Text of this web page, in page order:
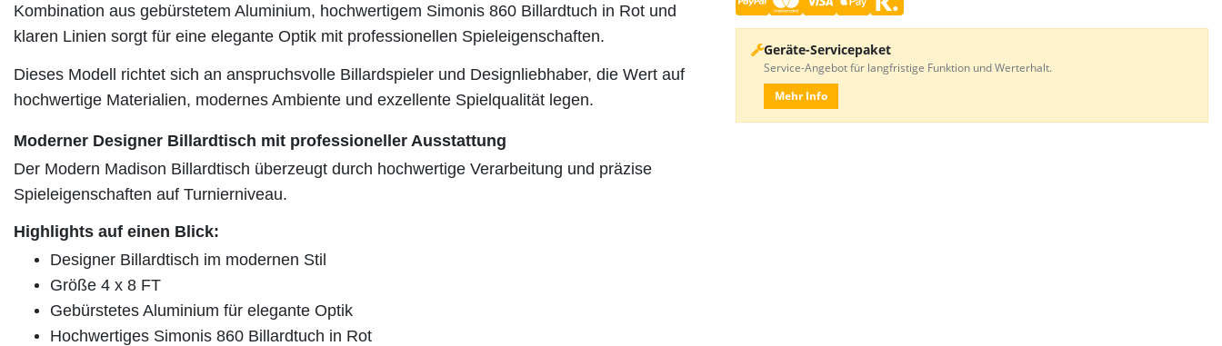
Kombination aus gebürstetem Aluminium, hochwertigem Simonis 860 Billardtuch in Rot und
klaren Linien sorgt für eine elegante Optik mit professionellen Spieleigenschaften.
Dieses Modell richtet sich an anspruchsvolle Billardspieler und Designliebhaber, die Wert auf
hochwertige Materialien, modernes Ambiente und exzellente Spielqualität legen.
Moderner Designer Billardtisch mit professioneller Ausstattung
Der Modern Madison Billardtisch überzeugt durch hochwertige Verarbeitung und präzise
Spieleigenschaften auf Turnierniveau.
Highlights auf einen Blick:
Designer Billardtisch im modernen Stil
Größe 4 x 8 FT
Gebürstetes Aluminium für elegante Optik
Hochwertiges Simonis 860 Billardtuch in Rot
Geräte-Servicepaket
Service-Angebot für langfristige Funktion und Werterhalt.
Mehr Info